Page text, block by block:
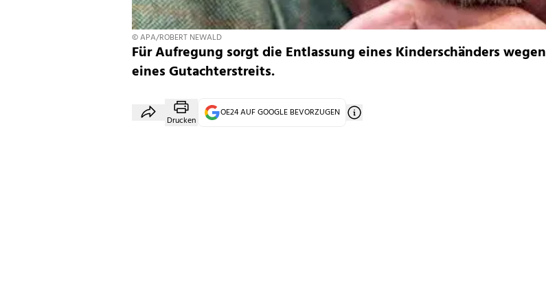
© APA/ROBERT NEWALD
Für Aufregung sorgt die Entlassung eines Kinderschänders wegen
eines Gutachterstreits.
Drucken
OE24 AUF GOOGLE BEVORZUGEN